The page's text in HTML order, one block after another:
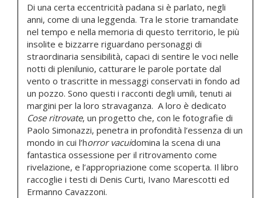
Di una certa eccentricità padana si è parlato, negli
anni, come di una leggenda. Tra le storie tramandate
nel tempo e nella memoria di questo territorio, le più
insolite e bizzarre riguardano personaggi di
straordinaria sensibilità, capaci di sentire le voci nelle
notti di plenilunio, catturare le parole portate dal
vento o trascritte in messaggi conservati in fondo ad
un pozzo. Sono questi i racconti degli umili, tenuti ai
margini per la loro stravaganza. A loro è dedicato
Cose ritrovate, un progetto che, con le fotografie di
Paolo Simonazzi, penetra in profondità l’essenza di un
mondo in cui l’horror vacuidomina la scena di una
fantastica ossessione per il ritrovamento come
rivelazione, e l’appropriazione come scoperta. Il libro
raccoglie i testi di Denis Curti, Ivano Marescotti ed
Ermanno Cavazzoni.